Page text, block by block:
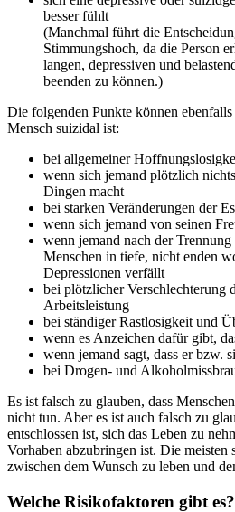
besser fühlt
(Manchmal führt die
Stimmungshoch, da die Person
langen, depressiven und
beenden zu können.)
Die folgenden Punkte können
Mensch suizidal ist:
bei allgemeiner
wenn sich jemand plötzlich
Dingen macht
bei starken Veränderungen der
wenn sich jemand von seinen
wenn jemand nach der
Menschen in tiefe, nicht enden
Depressionen verfällt
bei plötzlicher Verschlechterung
Arbeitsleistung
bei ständiger Rastlosigkeit und
wenn es Anzeichen dafür gibt,
wenn jemand sagt, dass er bzw.
bei Drogen- und
Es ist falsch zu glauben, dass
nicht tun. Aber es ist auch falsch zu
entschlossen ist, sich das Leben zu
Vorhaben abzubringen ist. Die meisten
zwischen dem Wunsch zu leben und
Welche Risikofaktoren gibt es?